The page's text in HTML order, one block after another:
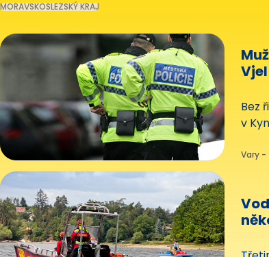
MORAVSKOSLEZSKÝ KRAJ
Bez
v
Vary -